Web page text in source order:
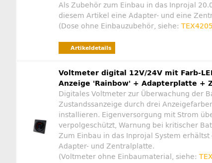
Als Zubehör zum Einbau in das Inprojal
diesem Artikel eine Adapter- und eine
(Dose ohne Einbauzubehör, siehe:
Artikeldetails
Voltmeter digital 12V/24V mit Farb-
Anzeige 'Rainbow' + Adapterplatte +
Digitales Voltmeter zur Überwachung der
Zustandssanzeige durch drei
installieren. Eigenversorgung mit Strom
verpolgeschützt, Warnung bei kritischer
Zum Einbau in das Inprojal System
Adapter- und Zentralplatte.
(Voltmeter ohne Einbaumaterial, siehe: